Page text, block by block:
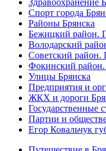
Спорт города
Районы Брянска
Бежицкий район.
Володарский
Советский район.
Фокинский район.
Улицы Брянска
Предприятия и
ЖКХ и дороги
Государственные
Партии и
Егор Ковальчук